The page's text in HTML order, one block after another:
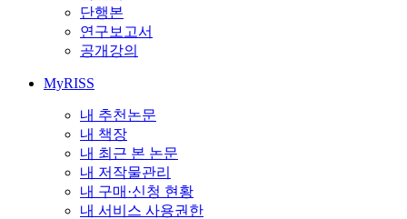
단행본
연구보고서
공개강의
MyRISS
내 추천논문
내 책장
내 최근 본 논문
내 저작물관리
내 구매·신청 현황
내 서비스 사용권한